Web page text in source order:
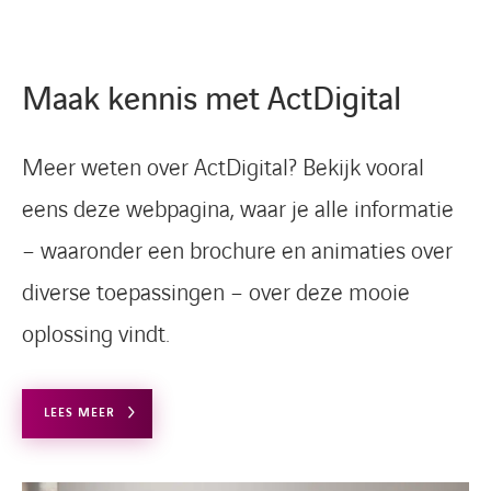
Maak kennis met ActDigital
Meer weten over ActDigital? Bekijk vooral
eens deze webpagina, waar je alle informatie
– waaronder een brochure en animaties over
diverse toepassingen – over deze mooie
oplossing vindt.
LEES MEER